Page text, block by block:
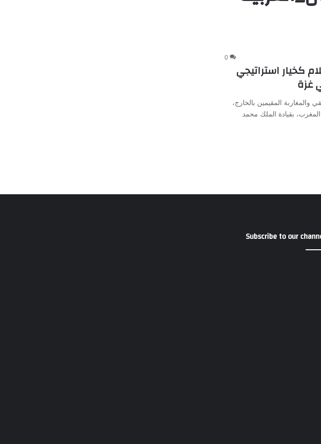
0
كخيار استراتيجي
غزة
والمغاربة المقيمين بالخارج،
بقيادة الملك محمد
Subscribe to our